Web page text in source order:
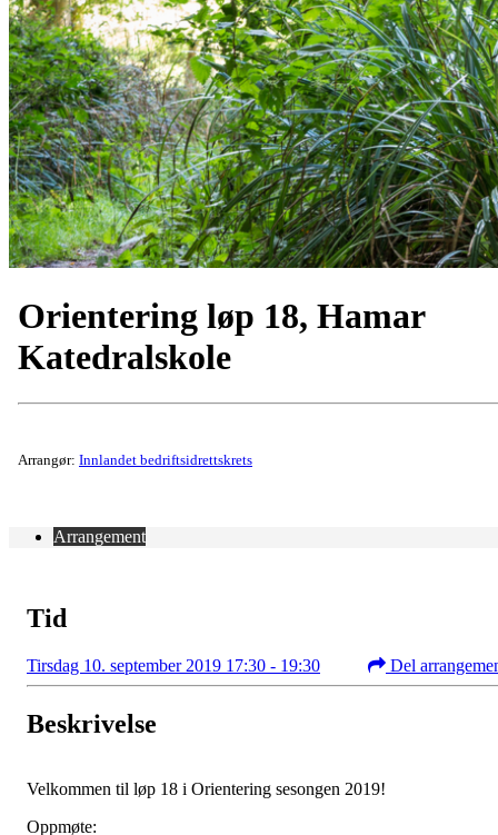
Orientering løp 18, Hamar
Katedralskole
Arrangør: Innlandet bedriftsidrettskrets
Arrangement
Tid
Tirsdag 10. september 2019 17:30 - 19:30 Del
Beskrivelse
Velkommen til løp 18 i Orientering sesongen 2019!
Oppmøte: